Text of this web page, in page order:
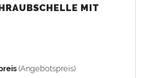
MIT
(Angebotspreis)